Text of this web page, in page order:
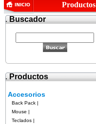
Productos
.Buscador
.Productos
Accesorios
Back Pack |
Mouse |
Teclados |